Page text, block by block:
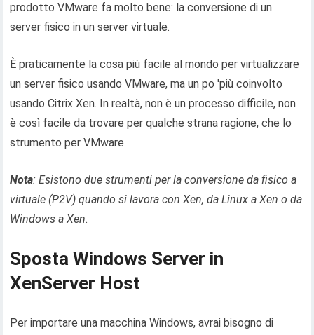
prodotto VMware fa molto bene: la conversione di un
server fisico in un server virtuale.
È praticamente la cosa più facile al mondo per virtualizzare
un server fisico usando VMware, ma un po 'più coinvolto
usando Citrix Xen. In realtà, non è un processo difficile, non
è così facile da trovare per qualche strana ragione, che lo
strumento per VMware.
Nota: Esistono due strumenti per la conversione da fisico a
virtuale (P2V) quando si lavora con Xen, da Linux a Xen o da
Windows a Xen.
Sposta Windows Server in
XenServer Host
Per importare una macchina Windows, avrai bisogno di